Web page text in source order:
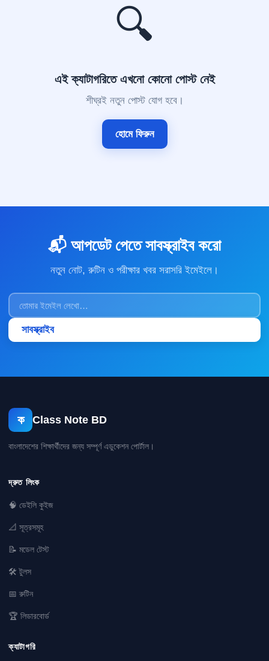
🔍
এই ক্যাটাগরিতে এখনো কোনো পোস্ট নেই
শীঘ্রই নতুন পোস্ট যোগ হবে।
হোমে ফিরুন
📬 আপডেট পেতে সাবস্ক্রাইব করো
নতুন নোট, রুটিন ও পরীক্ষার খবর সরাসরি ইমেইলে।
সাবস্ক্রাইব
ক Class Note BD
বাংলাদেশের শিক্ষার্থীদের জন্য সম্পূর্ণ এডুকেশন পোর্টাল।
দ্রুত লিংক
🧠 ডেইলি কুইজ
📐 সূত্রসমূহ
📝 মডেল টেস্ট
🛠 টুলস
📅 রুটিন
🏆 লিডারবোর্ড
ক্যাটাগরি